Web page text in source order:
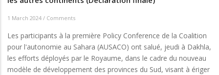
1 March 2024 / Comments
Les participants à la première Policy Conference de la Coalition
pour l'autonomie au Sahara (AUSACO) ont salué, jeudi à Dakhla,
les efforts déployés par le Royaume, dans le cadre du nouveau
modèle de développement des provinces du Sud, visant à ériger